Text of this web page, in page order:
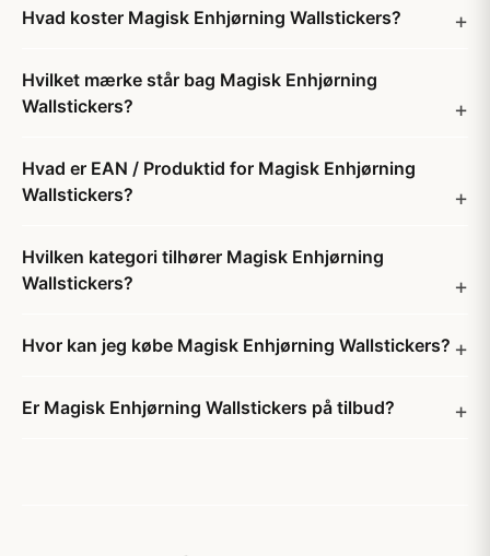
Hvad koster Magisk Enhjørning Wallstickers?
Hvilket mærke står bag Magisk Enhjørning
Wallstickers?
Hvad er EAN / Produktid for Magisk Enhjørning
Wallstickers?
Hvilken kategori tilhører Magisk Enhjørning
Wallstickers?
Hvor kan jeg købe Magisk Enhjørning Wallstickers?
Er Magisk Enhjørning Wallstickers på tilbud?